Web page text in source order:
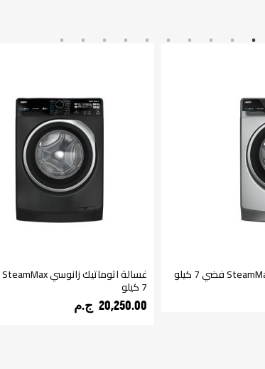
7 كيلو
20,250.00 ج.م‏